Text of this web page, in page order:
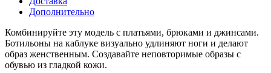
Дополнительно
Комбинируйте эту модель с платьями, брюками и джинсами.
Ботильоны на каблуке визуально удлиняют ноги и делают
образ женственным. Создавайте неповторимые образы с
обувью из гладкой кожи.